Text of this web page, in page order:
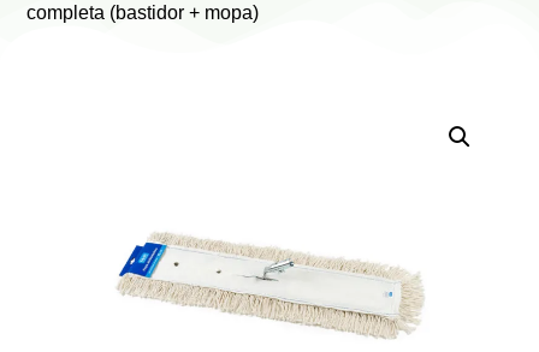
completa (bastidor + mopa)